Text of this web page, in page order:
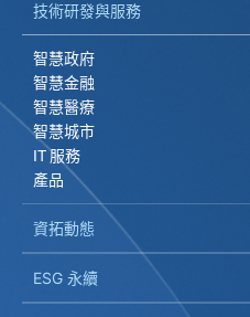
技術研發與服務
智慧政府
智慧金融
智慧醫療
智慧城市
IT 服務
產品
資拓動態
ESG 永續